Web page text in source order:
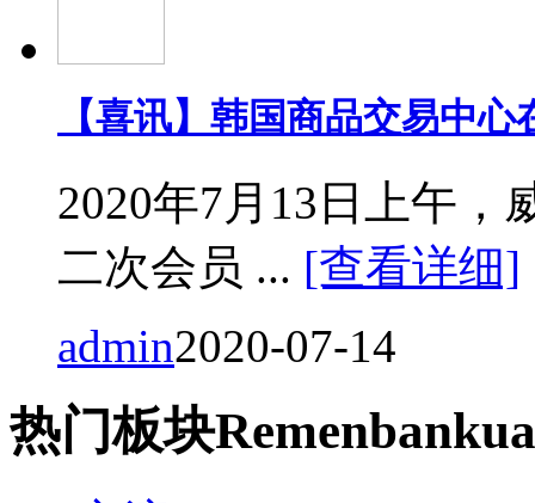
【喜讯】韩国商品交易中
2020年7月13日上午，
二次会员 ... [查看详细]
admin2020-07-14
热门板块Remen